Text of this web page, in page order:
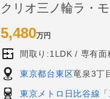
クリオ三ノ輪ラ・
5,480万円
間取り:1LDK 専有
東京都台東区竜泉3丁
東京メトロ日比谷線 「